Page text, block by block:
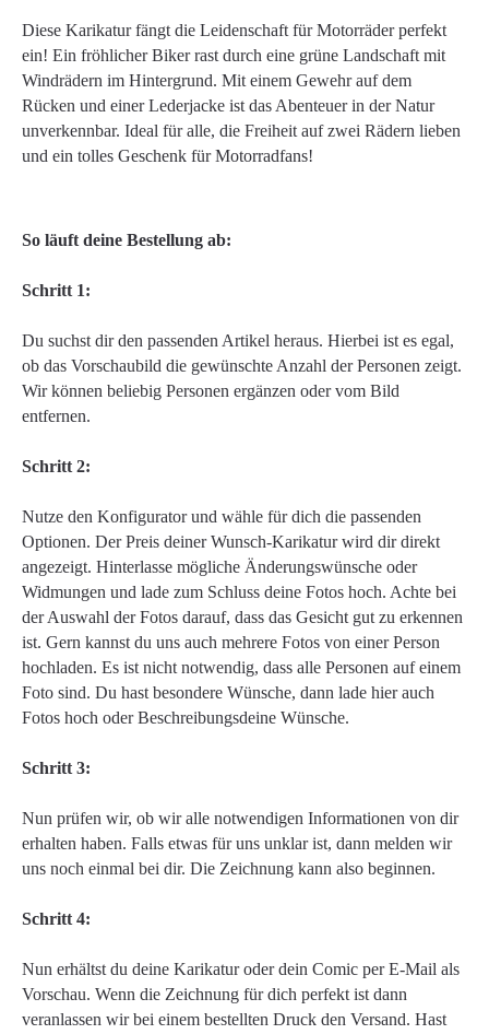
Diese Karikatur fängt die Leidenschaft für Motorräder perfekt
ein! Ein fröhlicher Biker rast durch eine grüne Landschaft mit
Windrädern im Hintergrund. Mit einem Gewehr auf dem
Rücken und einer Lederjacke ist das Abenteuer in der Natur
unverkennbar. Ideal für alle, die Freiheit auf zwei Rädern lieben
und ein tolles Geschenk für Motorradfans!
So läuft deine Bestellung ab:
Schritt 1:
Du suchst dir den passenden Artikel heraus. Hierbei ist es egal,
ob das Vorschaubild die gewünschte Anzahl der Personen zeigt.
Wir können beliebig Personen ergänzen oder vom Bild
entfernen.
Schritt 2:
Nutze den Konfigurator und wähle für dich die passenden
Optionen. Der Preis deiner Wunsch-Karikatur wird dir direkt
angezeigt. Hinterlasse mögliche Änderungswünsche oder
Widmungen und lade zum Schluss deine Fotos hoch. Achte bei
der Auswahl der Fotos darauf, dass das Gesicht gut zu erkennen
ist. Gern kannst du uns auch mehrere Fotos von einer Person
hochladen. Es ist nicht notwendig, dass alle Personen auf einem
Foto sind. Du hast besondere Wünsche, dann lade hier auch
Fotos hoch oder Beschreibungsdeine Wünsche.
Schritt 3:
Nun prüfen wir, ob wir alle notwendigen Informationen von dir
erhalten haben. Falls etwas für uns unklar ist, dann melden wir
uns noch einmal bei dir. Die Zeichnung kann also beginnen.
Schritt 4:
Nun erhältst du deine Karikatur oder dein Comic per E-Mail als
Vorschau. Wenn die Zeichnung für dich perfekt ist dann
veranlassen wir bei einem bestellten Druck den Versand. Hast